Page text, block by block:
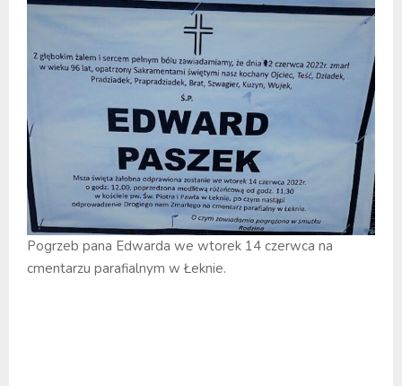
Pogrzeb pana Edwarda we wtorek 14 czerwca na
cmentarzu parafialnym w Łeknie.